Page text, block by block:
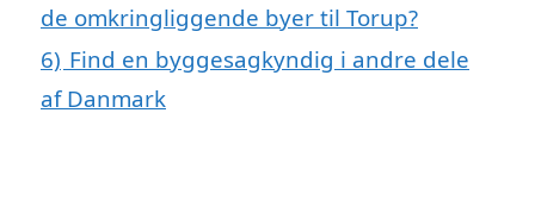
de omkringliggende byer til Torup?
6) Find en byggesagkyndig i andre dele
af Danmark